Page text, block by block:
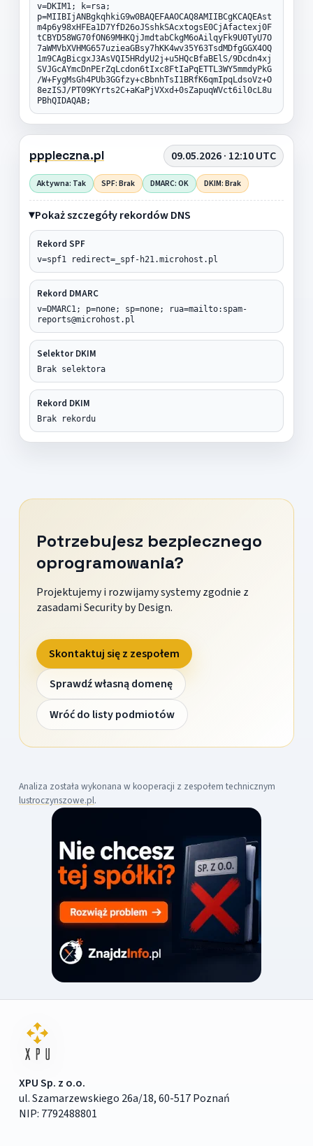
v=DKIM1; k=rsa;
p=MIIBIjANBgkqhkiG9w0BAQEFAAOCAQ8AMIIBCgKCAQEAst
m4p6y98xHFEa1D7YfD26oJSshkSAcxtogsE0CjAfactexj0F
tCBYD58WG70fON69MHKQjJmdtabCkgM6oAilqyFk9U0TyU7O
7aWMVbXVHMG657uzieaGBsy7hKK4wv35Y63TsdMDfgGGX4OQ
1m9CAgBicgxJ3AsVQI5HRdyU2j+u5HQcBfaBElS/9Dcdn4xj
SVJGcAYmcDnPErZqLcdon6tIxc8FtIaPqETTL3WY5mmdyPkG
/W+FygMsGh4PUb3GGfzy+cBbnhTsI1BRfK6qmIpqLdsoVz+O
8ezISJ/PT09KYrts2C+aKaPjVXxd+0sZapuqWVct6il0cL8u
PBhQIDAQAB;
pppleczna.pl 09.05.2026 · 12:10 UTC
Aktywna: Tak SPF: Brak DMARC: OK DKIM: Brak
Pokaż szczegóły rekordów DNS
Rekord SPF
v=spf1 redirect=_spf-h21.microhost.pl
Rekord DMARC
v=DMARC1; p=none; sp=none; rua=mailto:spam-
reports@microhost.pl
Selektor DKIM
Brak selektora
Rekord DKIM
Brak rekordu
Potrzebujesz bezpiecznego
oprogramowania?
Projektujemy i rozwijamy systemy zgodnie z
zasadami Security by Design.
Skontaktuj się z zespołem
Sprawdź własną domenę
Wróć do listy podmiotów
Analiza została wykonana w kooperacji z zespołem technicznym
lustroczynszowe.pl.
XPU Sp. z o.o.
ul. Szamarzewskiego 26a/18, 60-517 Poznań
NIP: 7792488801